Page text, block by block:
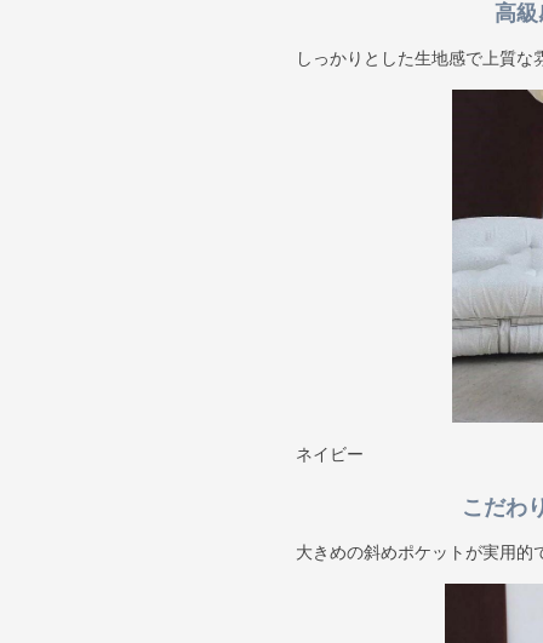
高
しっかりとした生地感で上質
ネイビー
こだわ
大きめの斜めポケットが実用的